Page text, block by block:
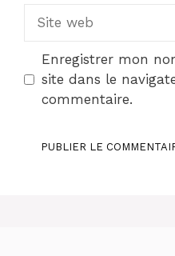
Site
Enregistrer mon
site dans le
commentaire.